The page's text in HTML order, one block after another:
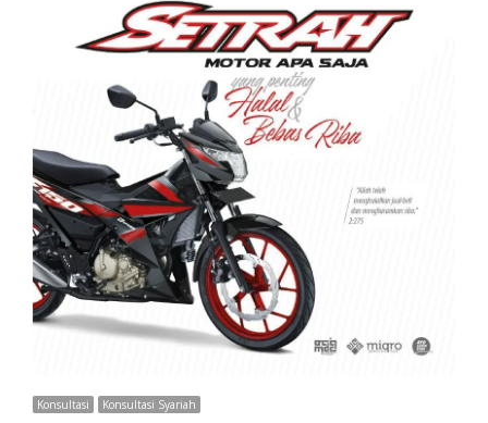
Konsultasi Konsultasi Syariah